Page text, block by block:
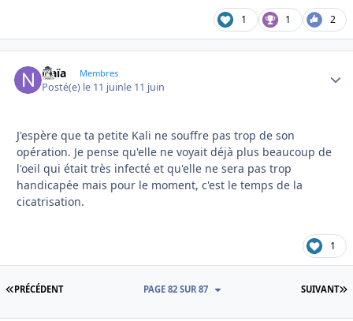
1 1 2
Naïa Membres
Posté(e) le 11 juinle 11 juin
J'espère que ta petite Kali ne souffre pas trop de son
opération. Je pense qu'elle ne voyait déjà plus beaucoup de
l'oeil qui était très infecté et qu'elle ne sera pas trop
handicapée mais pour le moment, c'est le temps de la
cicatrisation.
1
PREMIÈRE PAGE
PRÉCÉDENT SUIVANT
PAGE 82 SUR 87